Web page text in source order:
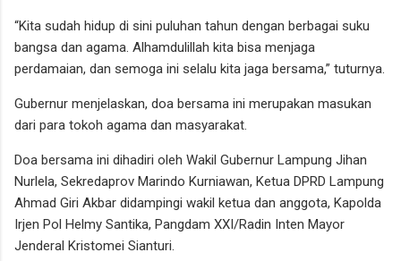
“Kita sudah hidup di sini puluhan tahun dengan berbagai suku
bangsa dan agama. Alhamdulillah kita bisa menjaga
perdamaian, dan semoga ini selalu kita jaga bersama,” tuturnya.
Gubernur menjelaskan, doa bersama ini merupakan masukan
dari para tokoh agama dan masyarakat.
Doa bersama ini dihadiri oleh Wakil Gubernur Lampung Jihan
Nurlela, Sekredaprov Marindo Kurniawan, Ketua DPRD Lampung
Ahmad Giri Akbar didampingi wakil ketua dan anggota, Kapolda
Irjen Pol Helmy Santika, Pangdam XXI/Radin Inten Mayor
Jenderal Kristomei Sianturi.